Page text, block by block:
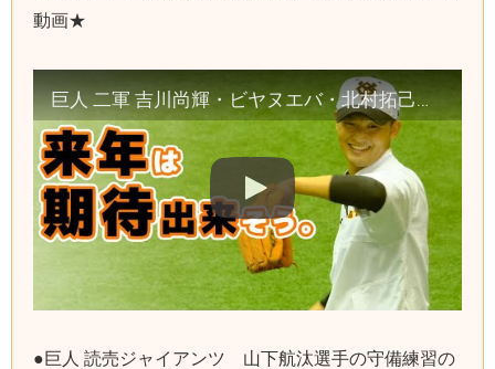
動画★
巨人 二軍 吉川尚輝・ビヤヌエバ・北村拓己・藤岡貴裕選手の現在。ジャイアンツ球場の練習見学
●巨人 読売ジャイアンツ 山下航汰選手の守備練習の